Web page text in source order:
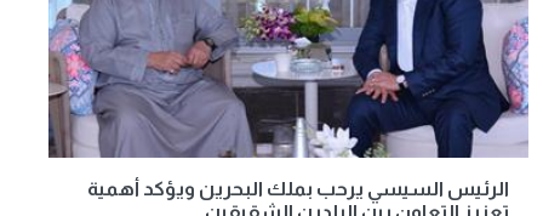
الرئيس السيسي يرحب بملك البحرين ويؤكد أهمية